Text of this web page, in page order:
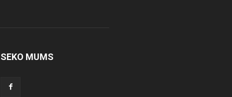
SEKO MUMS